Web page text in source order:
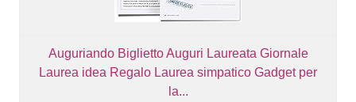
Auguriando Biglietto Auguri Laureata Giornale
Laurea idea Regalo Laurea simpatico Gadget per
la...